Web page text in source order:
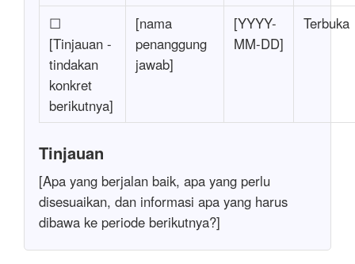
☐
[Tinjauan -
tindakan
konkret
berikutnya]
[nama
penanggung
jawab]
[YYYY-
MM-DD]
Terbuka
Tinjauan
[Apa yang berjalan baik, apa yang perlu
disesuaikan, dan informasi apa yang harus
dibawa ke periode berikutnya?]